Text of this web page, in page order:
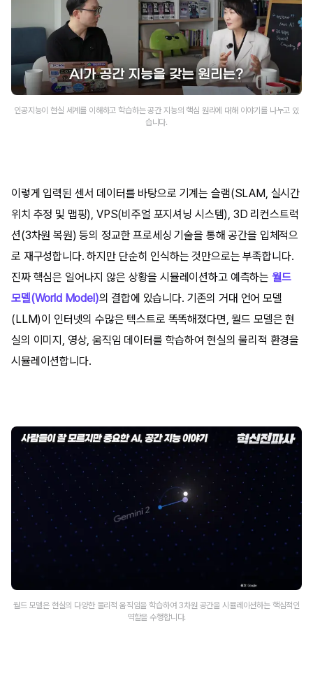
인공지능이 현실 세계를 이해하고 학습하는 공간 지능의 핵심 원리에 대해 이야기를 나누고 있
습니다.
이렇게 입력된 센서 데이터를 바탕으로 기계는 슬램(SLAM, 실시간
위치 추정 및 맵핑), VPS(비주얼 포지셔닝 시스템), 3D 리컨스트럭
션(3차원 복원) 등의 정교한 프로세싱 기술을 통해 공간을 입체적으
로 재구성합니다. 하지만 단순히 인식하는 것만으로는 부족합니다.
진짜 핵심은 일어나지 않은 상황을 시뮬레이션하고 예측하는 월드
모델(World Model)의 결합에 있습니다. 기존의 거대 언어 모델
(LLM)이 인터넷의 수많은 텍스트로 똑똑해졌다면, 월드 모델은 현
실의 이미지, 영상, 움직임 데이터를 학습하여 현실의 물리적 환경을
시뮬레이션합니다.
월드 모델은 현실의 다양한 물리적 움직임을 학습하여 3차원 공간을 시뮬레이션하는 핵심적인
역할을 수행합니다.